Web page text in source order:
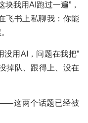
我用AI跑过一遍”，
飞书上私聊我：你能
没用AI，问题在我把”
掉队、跟得上、没在
这两个话题已经被